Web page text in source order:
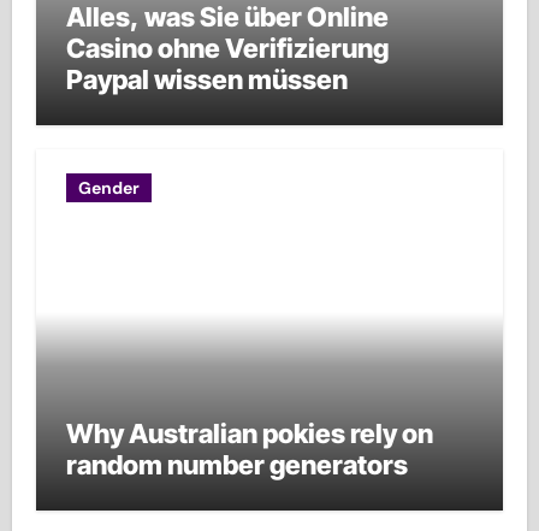
Alles, was Sie über Online
Casino ohne Verifizierung
Paypal wissen müssen
Gender
Why Australian pokies rely on
random number generators